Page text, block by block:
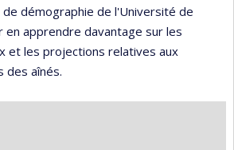
démographie de l'Université de
en apprendre davantage sur les
et les projections relatives aux
des aînés.